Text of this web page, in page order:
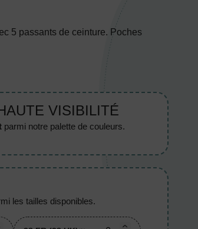
5 passants de ceinture. Poches
VISIBILITÉ
parmi notre palette de couleurs.
les tailles disponibles.